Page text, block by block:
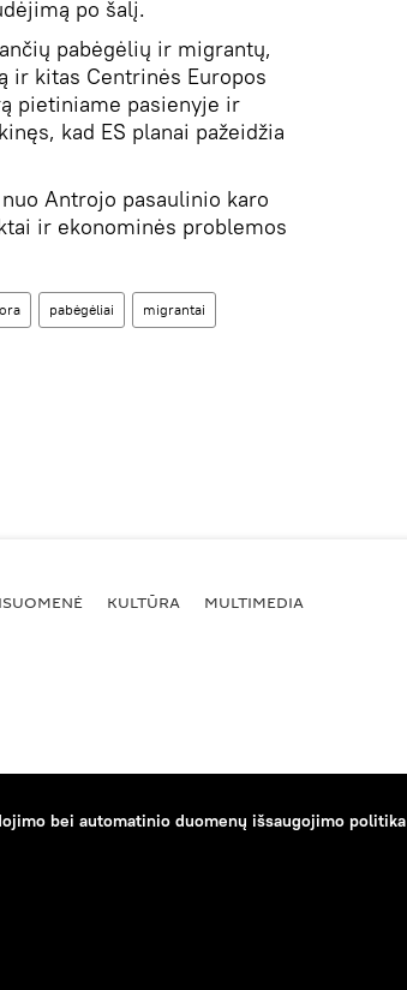
po šalį.
pabėgėlių ir migrantų,
ir kitas Centrinės Europos
pietiniame pasienyje ir
kad ES planai pažeidžia
Antrojo pasaulinio karo
ir ekonominės problemos
pabėgėliai migrantai
KULTŪRA MULTIMEDIA
bei automatinio duomenų išsaugojimo politika